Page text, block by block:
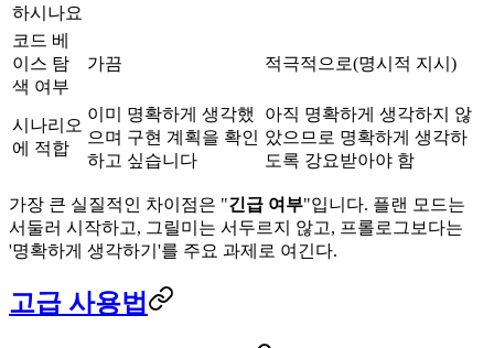
하시나요
코드 베
이스 탐
색 여부
가끔 적극적으로(명시적 지시)
시나리오
에 적합
이미 명확하게 생각했
으며 구현 계획을 확인
하고 싶습니다
아직 명확하게 생각하지 않
았으므로 명확하게 생각하
도록 강요받아야 함
가장 큰 실질적인 차이점은 "긴급 여부"입니다. 플랜 모드는
서둘러 시작하고, 그릴미는 서두르지 않고, 프롤로그보다는
'명확하게 생각하기'를 주요 과제로 여긴다.
고급 사용법